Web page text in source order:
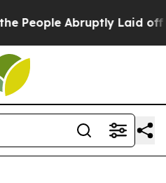
Abruptly Laid off “Simply